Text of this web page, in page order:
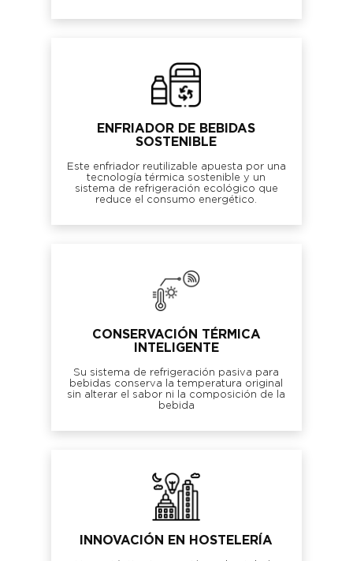
ENFRIADOR DE BEBIDAS
SOSTENIBLE
Este enfriador reutilizable apuesta por una
tecnología térmica sostenible y un
sistema de refrigeración ecológico que
reduce el consumo energético.
CONSERVACIÓN TÉRMICA
INTELIGENTE
Su sistema de refrigeración pasiva para
bebidas conserva la temperatura original
sin alterar el sabor ni la composición de la
bebida
INNOVACIÓN EN HOSTELERÍA